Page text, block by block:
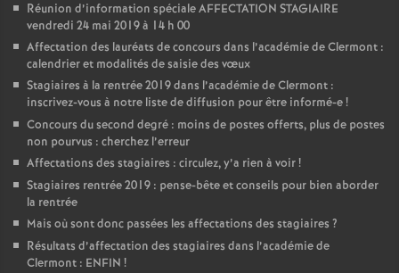
Réunion d’information spéciale AFFECTATION STAGIAIRE
vendredi 24 mai 2019 à 14 h 00
Affectation des lauréats de concours dans l’académie de Clermont :
calendrier et modalités de saisie des vœux
Stagiaires à la rentrée 2019 dans l’académie de Clermont :
inscrivez-vous à notre liste de diffusion pour être informé-e!
Concours du second degré : moins de postes offerts, plus de postes
non pourvus : cherchez l’erreur
Affectations des stagiaires : circulez, y’a rien à voir!
Stagiaires rentrée 2019 : pense-bête et conseils pour bien aborder
la rentrée
Mais où sont donc passées les affectations des stagiaires ?
Résultats d’affectation des stagiaires dans l’académie de
Clermont : ENFIN !